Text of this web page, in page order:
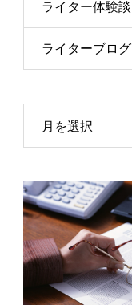
ライター体験談
ライターブログ
月を選択